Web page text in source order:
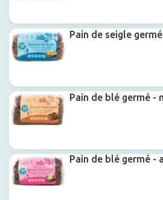
Pain de seigle
Pain de blé germé -
Pain de blé germé -